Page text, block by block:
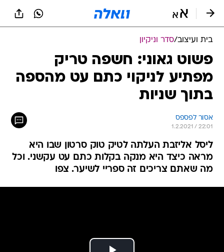
בית ועיצוב/סדר וניקיון
פשוט גאוני: חשפה טריק
מפתיע לניקוי כתם עט מהספה
בתוך שניות
אסור לפספס
1.2.2021 / 22:01
ליסל אליזבת העלתה לטיק טוק סרטון שבו היא
מראה כיצד היא מנקה בקלות כתם עט עקשני. וכל
מה שאתם צריכים זה ספריי לשיער. צפו